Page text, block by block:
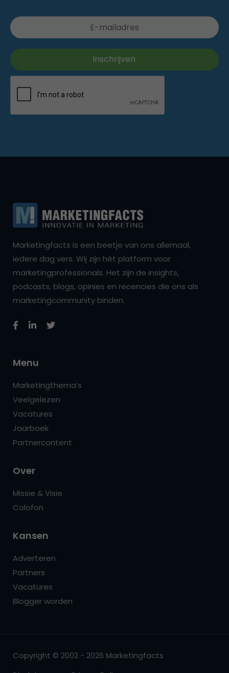
Marketingfacts is een beetje van ons allemaal,
iedere dag vers. Wij zijn hét platform voor
marketingprofessionals. Het zijn de insights,
podcasts, blogs, opinies en recencies die ons als
marketingcommunity binden.
Menu
Marketingthema’s
Veelgelezen
Vacatures
Jaarboek
Partnercontent
Over
Missie & Visie
Colofon
Kansen
Adverteren
Partners
Vacatures
Blogger worden
Copyright © 2002 - 2026 Marketingfacts